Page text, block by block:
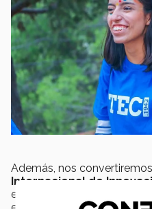
Además, nos
Internacional de
es promover la cultura por